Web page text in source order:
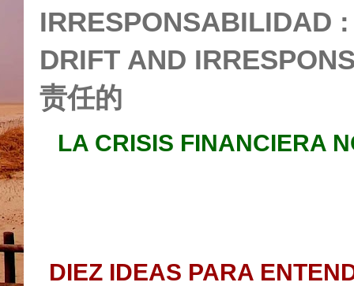
IRRESPONSABILIDAD
DRIFT AND
责任的
LA CRISIS FINANCIERA
DIEZ IDEAS PARA